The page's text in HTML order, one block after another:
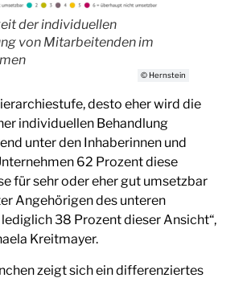
der individuellen
von Mitarbeitenden im
© Hernstein
desto eher wird die
individuellen Behandlung
unter den Inhaberinnen und
62 Prozent diese
für sehr oder eher gut umsetzbar
Angehörigen des unteren
38 Prozent dieser Ansicht“,
Kreitmayer.
zeigt sich ein differenziertes